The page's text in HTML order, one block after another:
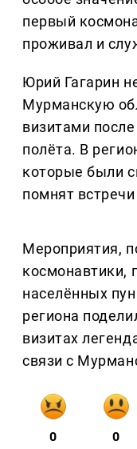
первый
проживал и
Юрий Гагарин
Мурманскую
визитами
полёта. В
которые были
помнят
Мероприятия,
космонавтики,
населённых
региона
визитах
связи с
0 0